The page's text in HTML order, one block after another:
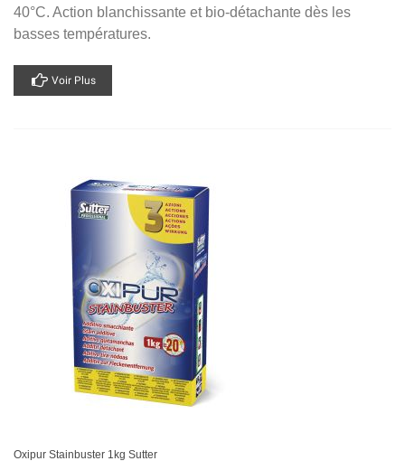
40°C. Action blanchissante et bio-détachante dès les
basses températures.
Voir Plus
Oxipur Stainbuster 1kg Sutter